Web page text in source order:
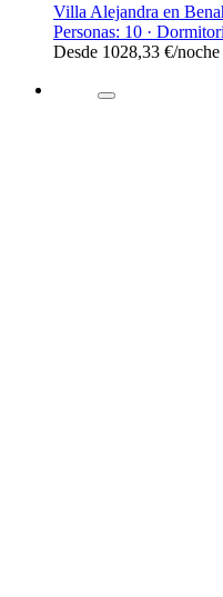
Villa Alejandra en
Personas: 10 ·
Desde 1028,33 €/noche